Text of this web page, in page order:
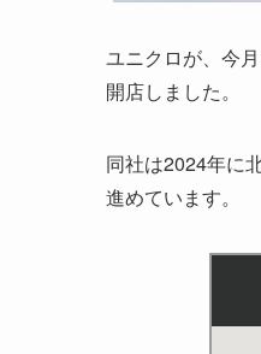
ユニクロが、今
開店しました。
同社は2024年に
進めています。